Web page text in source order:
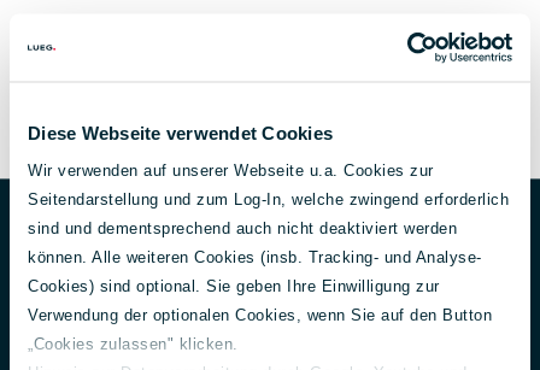
Diese Webseite verwendet Cookies
Wir verwenden auf unserer Webseite u.a. Cookies zur
Seitendarstellung und zum Log-In, welche zwingend erforderlich
sind und dementsprechend auch nicht deaktiviert werden
können. Alle weiteren Cookies (insb. Tracking- und Analyse-
Cookies) sind optional. Sie geben Ihre Einwilligung zur
Verwendung der optionalen Cookies, wenn Sie auf den Button
„Cookies zulassen" klicken.
FooterUnternehmen
Über uns
Aktuelles
150 Jahre Lueg
Unternehmensführung
Gesellschafter